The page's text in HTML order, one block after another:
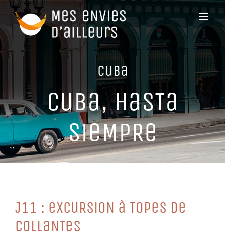
Passer
contenu
CuBa
CuBa, HaSTa
SieMPRe
J11 : eXCuRSioN à ToPeS De
CoLLaNTeS